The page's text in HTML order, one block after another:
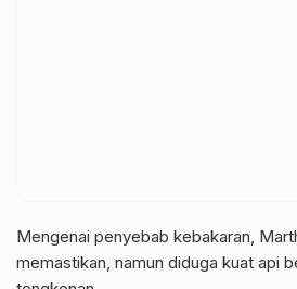
Mengenai penyebab kebakaran,
memastikan, namun diduga kuat api